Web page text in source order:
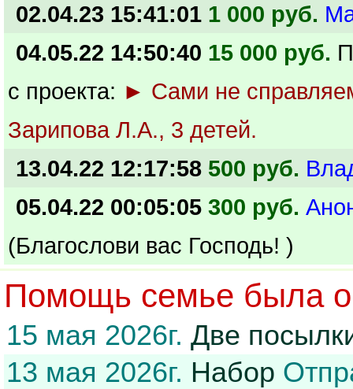
02.04.23 15:41:01 1 000 руб.
04.05.22 14:50:40 15 000 руб.
с проекта: ► Сами не
Зарипова Л.А., 3 детей.
13.04.22 12:17:58 500 руб.
05.04.22 00:05:05 300 руб.
(Благослови вас Господь! )
Помощь семье была
15 мая 2026г. Две
13 мая 2026г. Набор